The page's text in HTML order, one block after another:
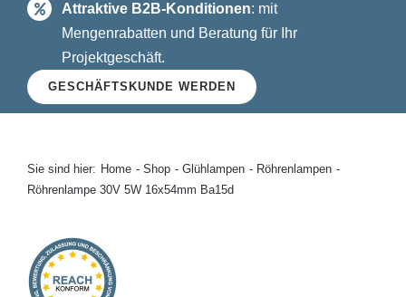
LED
Halogen
Glühlampen
Kontakt
Attraktive B2B-Konditionen: mit
Mengenrabatten und Beratung für Ihr
Projektgeschäft.
GESCHÄFTSKUNDE WERDEN
Sie sind hier: Home Shop Glühlampen
Röhrenlampen
Röhrenlampe 30V 5W 16x54mm Ba15d